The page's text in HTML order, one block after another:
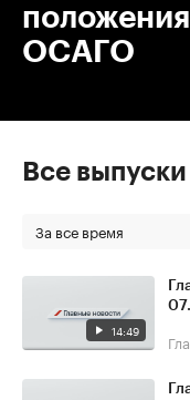
ОСАГО
Все
За все время
14:49